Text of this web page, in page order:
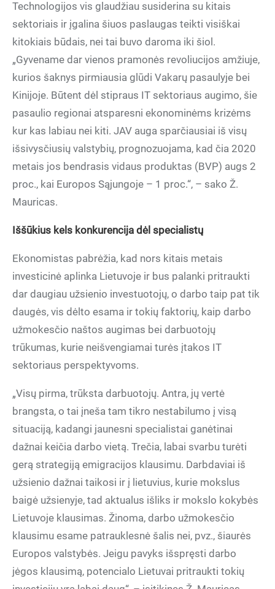
Technologijos vis glaudžiau susiderina su kitais
sektoriais ir įgalina šiuos paslaugas teikti visiškai
kitokiais būdais, nei tai buvo daroma iki šiol.
„Gyvename dar vienos pramonės revoliucijos amžiuje,
kurios šaknys pirmiausia glūdi Vakarų pasaulyje bei
Kinijoje. Būtent dėl stipraus IT sektoriaus augimo, šie
pasaulio regionai atsparesni ekonominėms krizėms
kur kas labiau nei kiti. JAV auga sparčiausiai iš visų
išsivysčiusių valstybių, prognozuojama, kad čia 2020
metais jos bendrasis vidaus produktas (BVP) augs 2
proc., kai Europos Sąjungoje – 1 proc.“, – sako Ž.
Mauricas.
Iššūkius kels konkurencija dėl specialistų
Ekonomistas pabrėžia, kad nors kitais metais
investicinė aplinka Lietuvoje ir bus palanki pritraukti
dar daugiau užsienio investuotojų, o darbo taip pat tik
daugės, vis dėlto esama ir tokių faktorių, kaip darbo
užmokesčio naštos augimas bei darbuotojų
trūkumas, kurie neišvengiamai turės įtakos IT
sektoriaus perspektyvoms.
„Visų pirma, trūksta darbuotojų. Antra, jų vertė
brangsta, o tai įneša tam tikro nestabilumo į visą
situaciją, kadangi jaunesni specialistai ganėtinai
dažnai keičia darbo vietą. Trečia, labai svarbu turėti
gerą strategiją emigracijos klausimu. Darbdaviai iš
užsienio dažnai taikosi ir į lietuvius, kurie mokslus
baigė užsienyje, tad aktualus išliks ir mokslo kokybės
Lietuvoje klausimas. Žinoma, darbo užmokesčio
klausimu esame patrauklesnė šalis nei, pvz., šiaurės
Europos valstybės. Jeigu pavyks išspręsti darbo
jėgos klausimą, potencialo Lietuvai pritraukti tokių